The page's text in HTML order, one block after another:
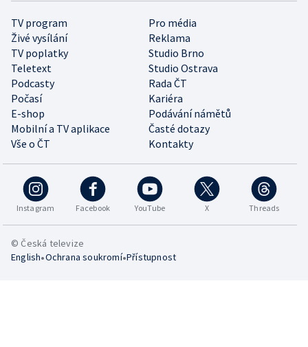
TV program
Pro média
Živé vysílání
Reklama
TV poplatky
Studio Brno
Teletext
Studio Ostrava
Podcasty
Rada ČT
Počasí
Kariéra
E-shop
Podávání námětů
Mobilní a TV aplikace
Časté dotazy
Vše o ČT
Kontakty
Instagram Facebook YouTube X Threads
© Česká televize
English•Ochrana soukromí•Přístupnost